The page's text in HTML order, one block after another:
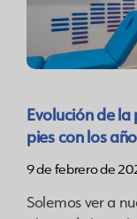
Evolución de
pies con los
9 de febrero de
Solemos ver a